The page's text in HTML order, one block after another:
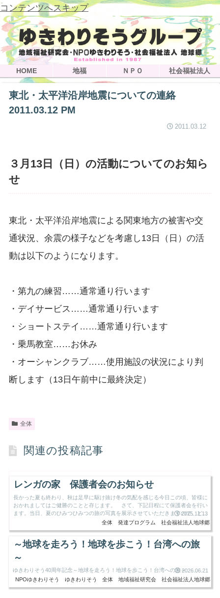
コンテンツへスキップ
HOME 地福 ＮＰＯ 社会福祉法人
東北・太平洋沿岸地震についての連絡
2011.03.12 PM
2011.03.12
３月13日（日）の活動についてのお知ら
せ
東北・太平洋沿岸地震による関東地方の被害や交
通状況、余震の様子などを考慮し13日（日）の活
動は以下のようになります。
・第九の練習……通常通り行います
・デイサービス……通常通り行います
・ショートステイ……通常通り行います
・乗馬教室……お休み
・オーシャンクラブ……使用施設の状況により判
断します（13日午前中に最終決定）
全体
関連の投稿記事
レンガの家 保護者会のお知らせ
長かった夏も終わり、秋は足早に駆け抜け冬の気配を感じる今日この頃、皆様に
おかれましてはご健勝のことと存じます。 さて、下記日程にて保護者会を行い
ます。当日、夏のひみつひみつの旅の写真を展示させていただきますので、どう
2025.11.13
全体
発達プログラム 社会福祉法人地球郷
～地球を走ろう！地球を歩こう！台湾への旅
～
ゆきわりそう40周年記念～地球を走ろう！地球を歩こう！台湾への旅～2026.06.21
NPOゆきわりそう
ゆきわりそう 全体 地域福祉研究会 社会福祉法人地球郷